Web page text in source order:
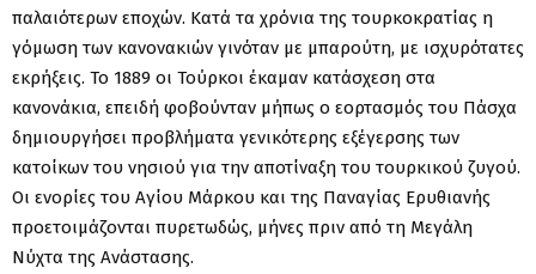
παλαιότερων εποχών. Κατά τα χρόνια της τουρκοκρατίας η
γόμωση των κανονακιών γινόταν με μπαρούτη, με ισχυρότατες
εκρήξεις. Το 1889 οι Τούρκοι έκαμαν κατάσχεση στα
κανονάκια, επειδή φοβούνταν μήπως ο εορτασμός του Πάσχα
δημιουργήσει προβλήματα γενικότερης εξέγερσης των
κατοίκων του νησιού για την αποτίναξη του τουρκικού ζυγού.
Οι ενορίες του Αγίου Μάρκου και της Παναγίας Ερυθιανής
προετοιμάζονται πυρετωδώς, μήνες πριν από τη Μεγάλη
Νύχτα της Ανάστασης.